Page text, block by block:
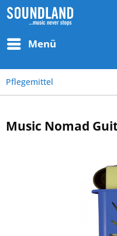
Menü
Pflegemittel
Music Nomad